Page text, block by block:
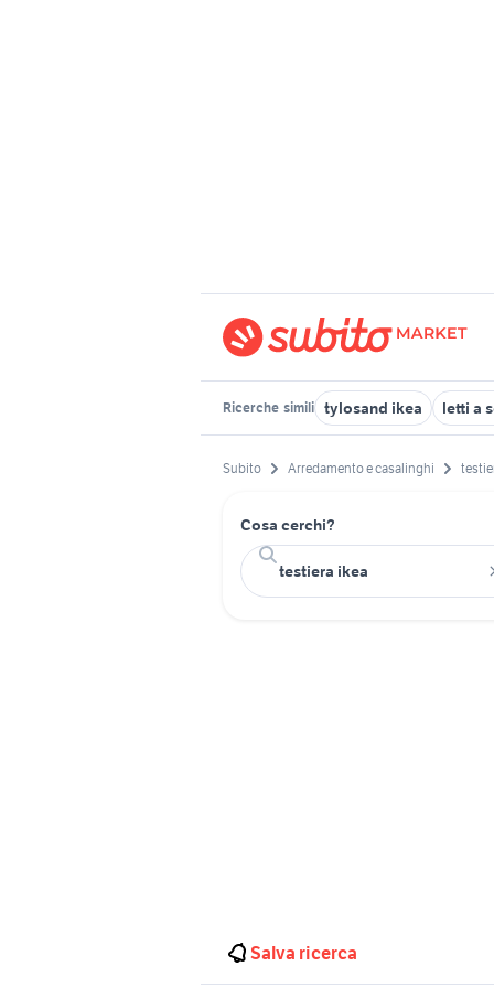
Ricerche simili tylosand ikea letti a
Subito Arredamento e casalinghi
Cosa cerchi?
Salva ricerca